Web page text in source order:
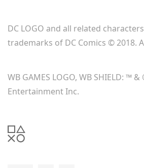
DC LOGO and all related
trademarks of DC Comics © 2018.
WB GAMES LOGO, WB SHIELD: ™
Entertainment Inc.